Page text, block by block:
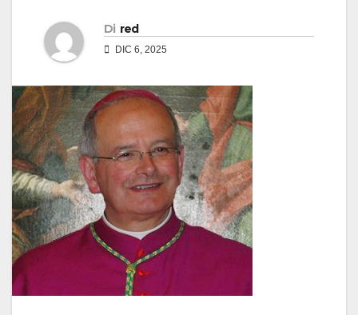
Di red
DIC 6, 2025